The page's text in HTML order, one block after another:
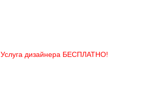
Услуга дизайнера БЕСПЛАТНО!